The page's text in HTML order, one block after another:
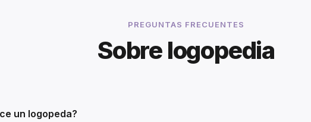
PREGUNTAS FRECUENTES
Sobre logopedia
un logopeda?